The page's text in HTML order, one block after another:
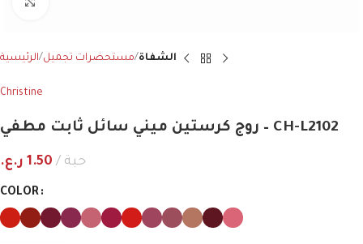
الرئيسية مستحضرات تجميل الشفاة
Christine
روج كرستين ميني سائل ثابت مطفي – CH-L2102
1.50 ر.ع. حبة
COLOR